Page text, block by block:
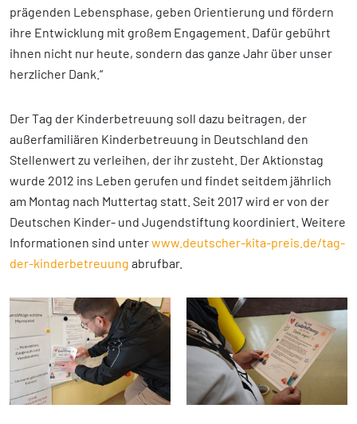
prägenden Lebensphase, geben Orientierung und fördern
ihre Entwicklung mit großem Engagement. Dafür gebührt
ihnen nicht nur heute, sondern das ganze Jahr über unser
herzlicher Dank.“
Der Tag der Kinderbetreuung soll dazu beitragen, der
außerfamiliären Kinderbetreuung in Deutschland den
Stellenwert zu verleihen, der ihr zusteht. Der Aktionstag
wurde 2012 ins Leben gerufen und findet seitdem jährlich
am Montag nach Muttertag statt. Seit 2017 wird er von der
Deutschen Kinder- und Jugendstiftung koordiniert. Weitere
Informationen sind unterwww.deutscher-kita-preis.de/tag-
der-kinderbetreuung abrufbar.